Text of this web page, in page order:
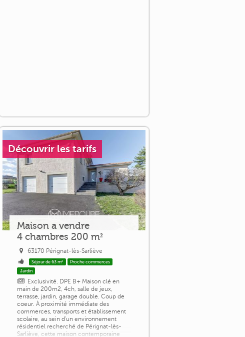
Découvrir les tarifs
Maison a vendre
4 chambres 200 m²
63170 Pérignat-lès-Sarliève
Séjour de 63 m²
Proche commerces
Jardin
Exclusivité. DPE B+ Maison clé en
main de 200m2, 4ch, salle de jeux,
terrasse, jardin, garage double. Coup de
coeur. À proximité immédiate des
commerces, transports et établissement
scolaire, au sein d'un environnement
résidentiel recherché de Pérignat-lès-
Sarliève, cette maison contemporaine